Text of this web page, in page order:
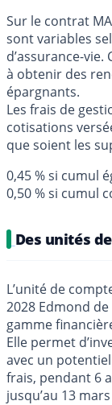
Sur le contrat
sont variables
d’assurance-
à obtenir des
épargnants.
Les frais de
cotisations
que soient les
0,45 % si cumul
0,50 % si cumul
Des unités
L’unité de
2028 Edmond
gamme
Elle permet
avec un
frais, pendant 6
jusqu’au 13